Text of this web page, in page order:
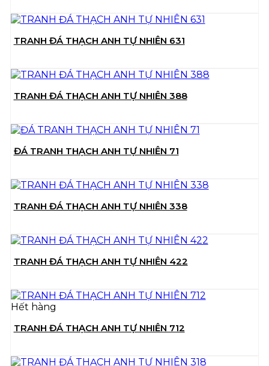
TRANH ĐÁ THẠCH ANH TỰ NHIÊN 631
TRANH ĐÁ THẠCH ANH TỰ NHIÊN 388
ĐÁ TRANH THẠCH ANH TỰ NHIÊN 71
TRANH ĐÁ THẠCH ANH TỰ NHIÊN 338
TRANH ĐÁ THẠCH ANH TỰ NHIÊN 422
Hết hàng
TRANH ĐÁ THẠCH ANH TỰ NHIÊN 712